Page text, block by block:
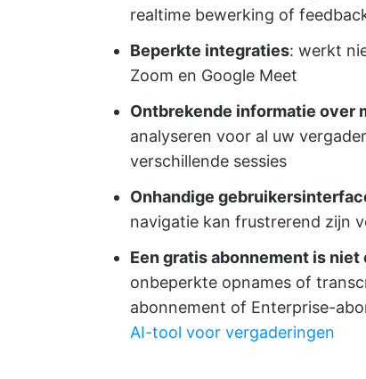
realtime bewerking of
Beperkte integraties: werkt
Zoom en Google Meet
Ontbrekende informatie over
analyseren voor al uw
verschillende sessies
Onhandige
navigatie kan frustrerend zijn
Een gratis abonnement is
onbeperkte opnames of
abonnement of Enterprise-
AI-tool voor vergaderingen